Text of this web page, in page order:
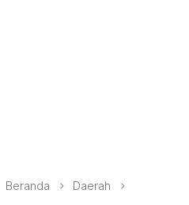
Beranda Daerah